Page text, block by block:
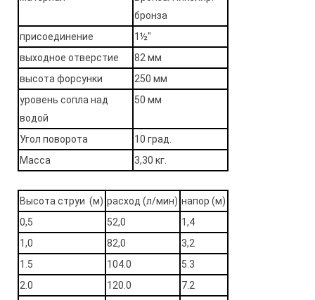
бронза
присоединение
1½"
выходное отверстие
82 мм
высота форсунки
250 мм
уровень сопла над
водой
50 мм
Угол поворота
10 град.
Масса
3,30 кг.
Высота струи (м) расход (л/мин) напор (м)
0,5
52,0
1,4
1,0
82,0
3,2
1.5
104.0
5.3
2.0
120.0
7.2